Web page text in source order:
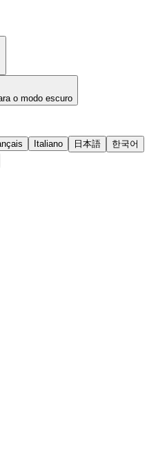
o modo escuro
Italiano 日本語
한국어